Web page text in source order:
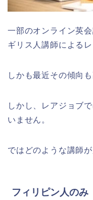
一部のオンライン英
ギリス人講師による
しかも最近その傾向
しかし、レアジョブ
いません。
ではどのような講師
フィリピン人のみ